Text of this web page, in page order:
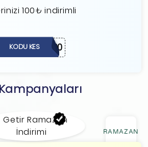
100₺ indirimli
BÜYÜK100
KODU KES
RAMAZAN